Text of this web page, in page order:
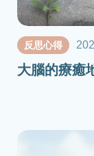
反思心得
大腦的療癒